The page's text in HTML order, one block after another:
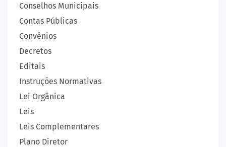
Conselhos Municipais
Contas Públicas
Convênios
Decretos
Editais
Instruções Normativas
Lei Orgânica
Leis
Leis Complementares
Plano Diretor